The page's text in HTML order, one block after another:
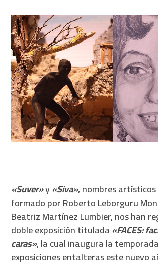
«Suver»y«Siva», nombres
formado por Roberto Leborguru
Beatriz Martínez Lumbier, nos han
doble exposición titulada«FACES:
caras», la cual inaugura la
exposiciones entalteras este nuevo